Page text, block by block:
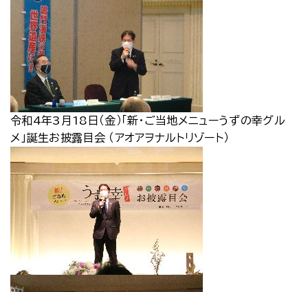
令和4年3月18日（金）「新・ご当地メニューうずの幸グル
メ」誕生お披露目会 （アオアヲナルトリゾート）